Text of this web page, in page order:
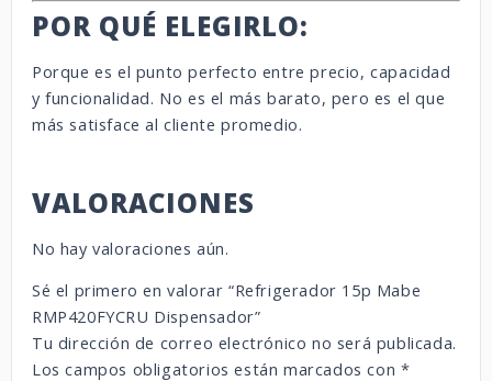
POR QUÉ ELEGIRLO:
Porque es el punto perfecto entre precio, capacidad
y funcionalidad. No es el más barato, pero es el que
más satisface al cliente promedio.
VALORACIONES
No hay valoraciones aún.
Sé el primero en valorar “Refrigerador 15p Mabe
RMP420FYCRU Dispensador”
Tu dirección de correo electrónico no será publicada.
Los campos obligatorios están marcados con *